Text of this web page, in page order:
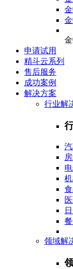
申请试用
精斗云系列
售后服务
成功案例
解决方案
行业解
领域解